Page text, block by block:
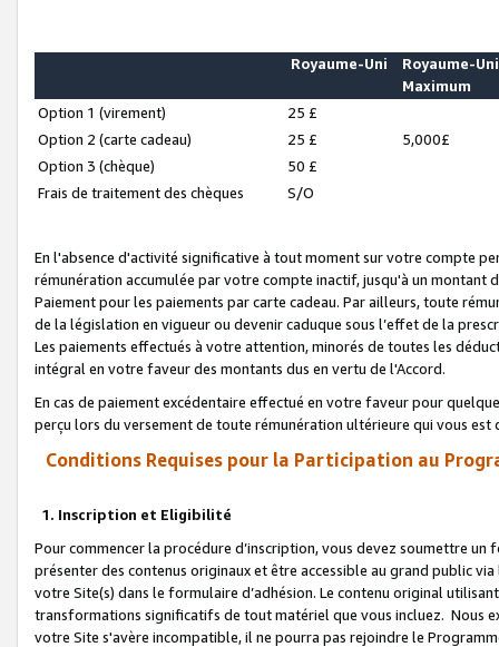
Royaume-Uni
Royaume-Uni
Maximum
Option 1 (virement)
25 £
Option 2 (carte cadeau)
25 £
5,000£
Option 3 (chèque)
50 £
Frais de traitement des chèques
S/O
En l'absence d'activité significative à tout moment sur votre compte
rémunération accumulée par votre compte inactif, jusqu'à un montant
Paiement pour les paiements par carte cadeau. Par ailleurs, toute
de la législation en vigueur ou devenir caduque sous l’effet de la
Les paiements effectués à votre attention, minorés de toutes les
intégral en votre faveur des montants dus en vertu de l'Accord.
En cas de paiement excédentaire effectué en votre faveur pour
perçu lors du versement de toute rémunération ultérieure qui vous est
Conditions Requises pour la Participation au
1. Inscription et Eligibilité
Pour commencer la procédure d’inscription, vous devez soumettre
présenter des contenus originaux et être accessible au grand public
votre Site(s) dans le formulaire d’adhésion. Le contenu original
transformations significatifs de tout matériel que vous incluez. Nous
votre Site s'avère incompatible, il ne pourra pas rejoindre le